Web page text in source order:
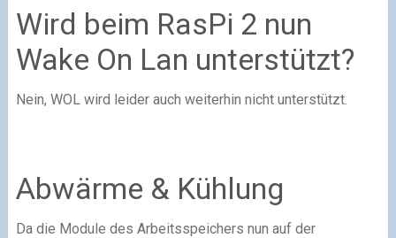
Wird beim RasPi 2 nun
Wake On Lan unterstützt?
Nein, WOL wird leider auch weiterhin nicht unterstützt.
Abwärme & Kühlung
Da die Module des Arbeitsspeichers nun auf der